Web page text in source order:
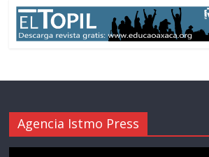
Agencia Istmo Press